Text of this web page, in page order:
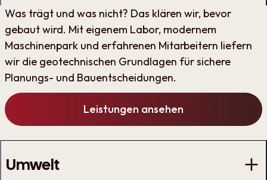
Was trägt und was nicht? Das klären wir, bevor
gebaut wird. Mit eigenem Labor, modernem
Maschinenpark und erfahrenen Mitarbeitern liefern
wir die geotechnischen Grundlagen für sichere
Planungs- und Bauentscheidungen.
Leistungen ansehen
Umwelt